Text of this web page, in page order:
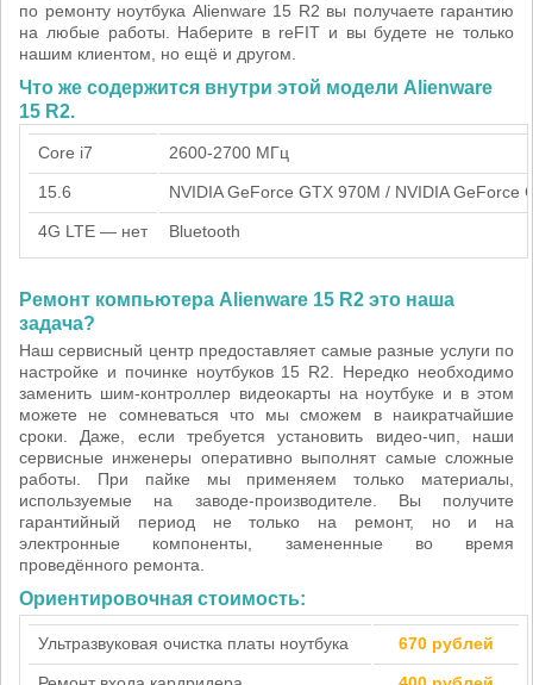
по ремонту ноутбука Alienware 15 R2 вы получаете гарантию
на любые работы. Наберите в reFIT и вы будете не только
нашим клиентом, но ещё и другом.
Что же содержится внутри этой модели Alienware
15 R2.
Core i7 2600-2700 МГц
15.6 NVIDIA GeForce GTX 970M / NVIDIA GeForce
4G LTE — нет Bluetooth
Ремонт компьютера Alienware 15 R2 это наша
задача?
Наш сервисный центр предоставляет самые разные услуги по
настройке и починке ноутбуков 15 R2. Нередко необходимо
заменить шим-контроллер видеокарты на ноутбуке и в этом
можете не сомневаться что мы сможем в наикратчайшие
сроки. Даже, если требуется установить видео-чип, наши
сервисные инженеры оперативно выполнят самые сложные
работы. При пайке мы применяем только материалы,
используемые на заводе-производителе. Вы получите
гарантийный период не только на ремонт, но и на
электронные компоненты, замененные во время
проведённого ремонта.
Ориентировочная стоимость:
Ультразвуковая очистка платы ноутбука 670 рублей